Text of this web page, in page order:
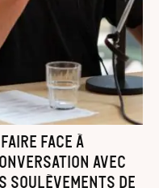
face à
avec
Soulèvements de